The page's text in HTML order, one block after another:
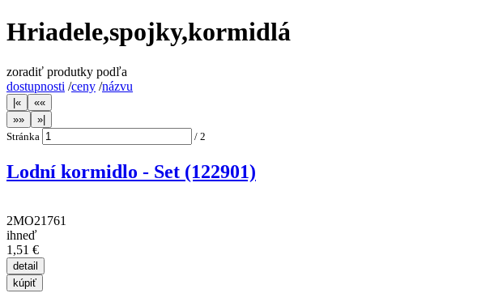
Hriadele,spojky,kormidlá
zoradiť produtky podľa
dostupnosti /ceny /názvu
Stránka / 2
Lodní kormidlo - Set (122901)
2MO21761
ihneď
1,51 €